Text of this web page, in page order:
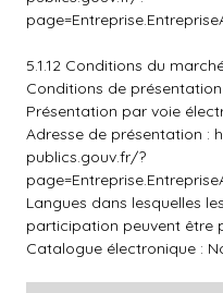
5.1.12 Conditions du
Conditions de présentation
Présentation par voie
Adresse de présentation :
publics.gouv.fr/?
Langues dans lesquelles
participation peuvent être
Catalogue électronique :